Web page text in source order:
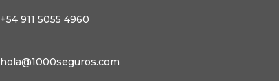
+54 911 5055 4960
hola@1000seguros.com